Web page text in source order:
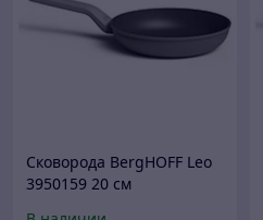
Сковорода BergHOFF Leo
3950159 20 см